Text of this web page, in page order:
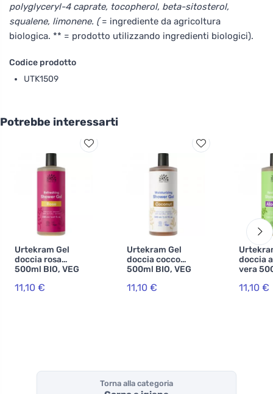
polyglyceryl-4 caprate, tocopherol, beta-sitosterol,
squalene, limonene. (= ingrediente da agricoltura
biologica. ** = prodotto utilizzando ingredienti biologici).
Codice prodotto
UTK1509
Potrebbe interessarti
Urtekram Gel
doccia rosa
500ml BIO, VEG
11,10 €
Urtekram Gel
doccia cocco
500ml BIO, VEG
11,10 €
doccia
vera
11,10 €
Torna alla categoria